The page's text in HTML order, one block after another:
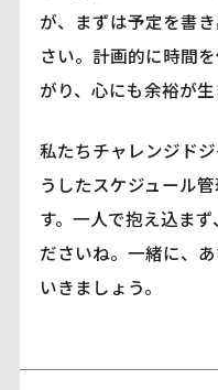
が、まずは予定を書
さい。計画的に時間
がり、心にも余裕が生
私たちチャレンジド
うしたスケジュール
す。一人で抱え込ま
ださいね。一緒に、
いきましょう。